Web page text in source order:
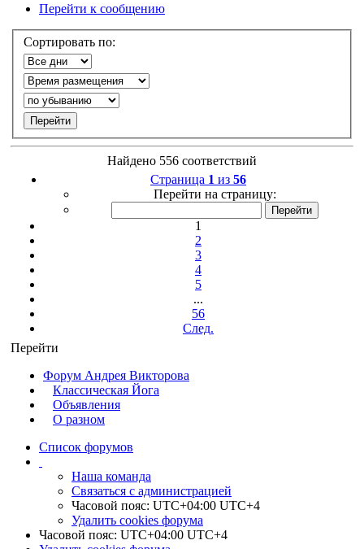
Перейти к сообщению
Сортировать по:
Найдено 556 соответствий
Страница 1 из 56
Перейти на страницу:
1
2
3
4
5
...
56
След.
Перейти
Форум Андрея Викторова
Классическая Йога
Объявления
О разном
Список форумов
Наша команда
Связаться с администрацией
Часовой пояс: UTC+04:00 UTC+4
Удалить cookies форума
Часовой пояс: UTC+04:00 UTC+4